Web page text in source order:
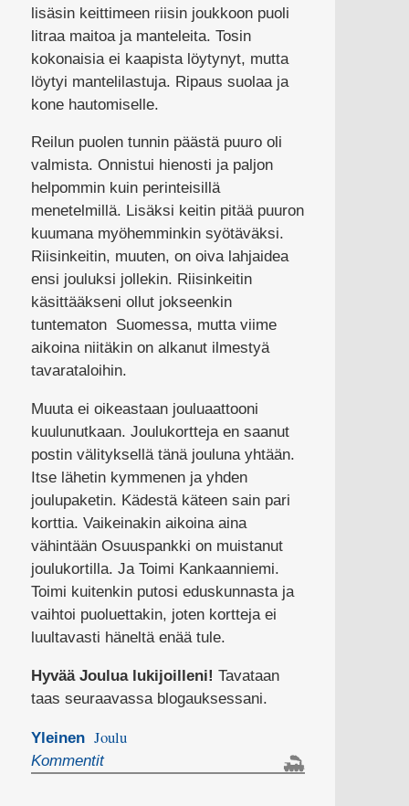
lisäsin keittimeen riisin joukkoon puoli
litraa maitoa ja manteleita. Tosin
kokonaisia ei kaapista löytynyt, mutta
löytyi mantelilastuja. Ripaus suolaa ja
kone hautomiselle.
Reilun puolen tunnin päästä puuro oli
valmista. Onnistui hienosti ja paljon
helpommin kuin perinteisillä
menetelmillä. Lisäksi keitin pitää puuron
kuumana myöhemminkin syötäväksi.
Riisinkeitin, muuten, on oiva lahjaidea
ensi jouluksi jollekin. Riisinkeitin
käsittääkseni ollut jokseenkin
tuntematon Suomessa, mutta viime
aikoina niitäkin on alkanut ilmestyä
tavarataloihin.
Muuta ei oikeastaan jouluaattooni
kuulunutkaan. Joulukortteja en saanut
postin välityksellä tänä jouluna yhtään.
Itse lähetin kymmenen ja yhden
joulupaketin. Kädestä käteen sain pari
korttia. Vaikeinakin aikoina aina
vähintään Osuuspankki on muistanut
joulukortilla. Ja Toimi Kankaanniemi.
Toimi kuitenkin putosi eduskunnasta ja
vaihtoi puoluettakin, joten kortteja ei
luultavasti häneltä enää tule.
Hyvää Joulua lukijoilleni! Tavataan
taas seuraavassa blogauksessani.
Yleinen Joulu
Kommentit